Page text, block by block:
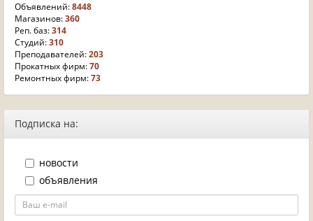
Объявлений:8448
Магазинов:360
Реп. баз:314
Студий:310
Преподавателей:203
Прокатных фирм:70
Ремонтных фирм:73
Подписка на:
новости
объявления